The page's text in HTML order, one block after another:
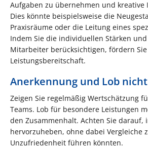
Aufgaben zu übernehmen und kreative
Dies könnte beispielsweise die
Praxisräume oder die Leitung eines
Indem Sie die individuellen Stärken
Mitarbeiter berücksichtigen, fördern
Leistungsbereitschaft.
Anerkennung und Lob
Zeigen Sie regelmäßig Wertschätzung
Teams. Lob für besondere Leistungen
den Zusammenhalt. Achten Sie darauf,
hervorzuheben, ohne dabei Vergleiche
Unzufriedenheit führen könnten.